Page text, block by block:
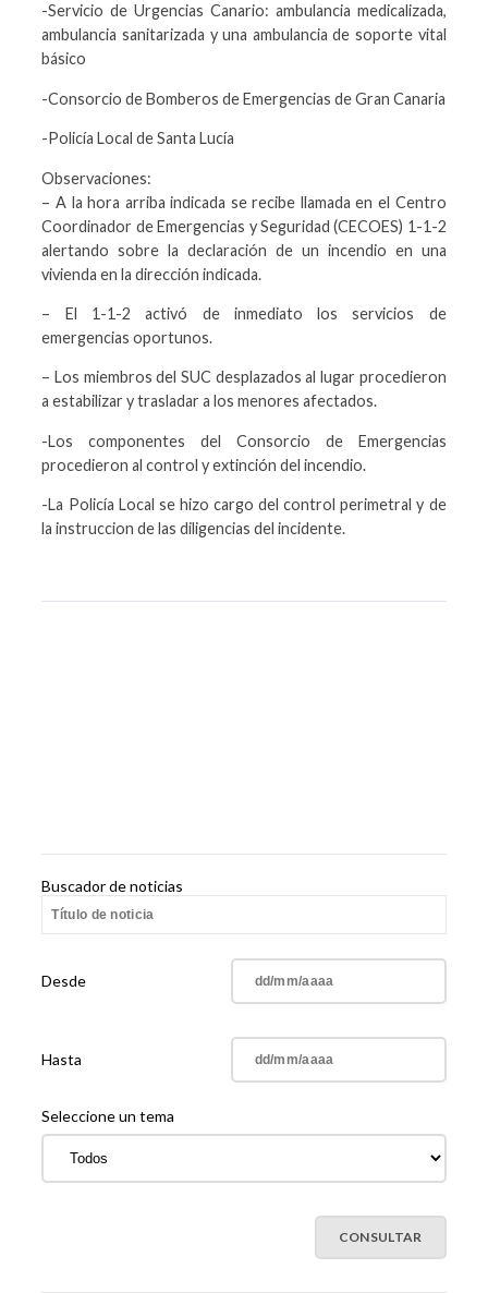
-Servicio de Urgencias Canario: ambulancia medicalizada,
ambulancia sanitarizada y una ambulancia de soporte vital
básico
-Consorcio de Bomberos de Emergencias de Gran Canaria
-Policía Local de Santa Lucía
Observaciones:
– A la hora arriba indicada se recibe llamada en el Centro
Coordinador de Emergencias y Seguridad (CECOES) 1-1-2
alertando sobre la declaración de un incendio en una
vivienda en la dirección indicada.
– El 1-1-2 activó de inmediato los servicios de
emergencias oportunos.
– Los miembros del SUC desplazados al lugar procedieron
a estabilizar y trasladar a los menores afectados.
-Los componentes del Consorcio de Emergencias
procedieron al control y extinción del incendio.
-La Policía Local se hizo cargo del control perimetral y de
la instruccion de las diligencias del incidente.
Buscador de noticias
Desde
Hasta
Seleccione un tema